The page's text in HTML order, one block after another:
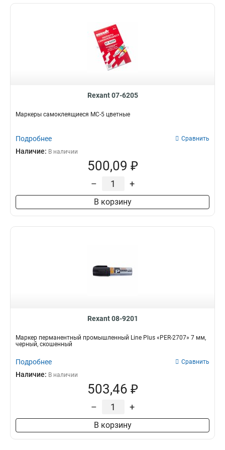
Rexant 07-6205
Маркеры самоклеящиеся МС-5 цветные
Подробнее Сравнить
Наличие: В наличии
500,09 ₽
– +
В корзину
Rexant 08-9201
Маркер перманентный промышленный Line Plus «PER-2707» 7 мм,
черный, скошенный
Подробнее Сравнить
Наличие: В наличии
503,46 ₽
– +
В корзину